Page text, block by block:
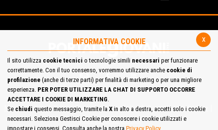
Mappa del Sito Privacy Policy Cookie Policy
Contatta la redazione
Cosa pensi del portale
x
INFORMATIVA COOKIE
Il sito utilizza cookie tecnici o tecnologie simili necessari per funzionare
correttamente. Con il tuo consenso, vorremmo utilizzare anche cookie di
profilazione (anche di terze parti) per finalità di marketing o per una migliore
esperienza. PER POTER UTILIZZARE LA CHAT DI SUPPORTO OCCORRE
ACCETTARE I COOKIE DI MARKETING.
Se chiudi questo messaggio, tramite la X in alto a destra, accetti solo i cookie
necessari. Seleziona Gestisci Cookie per conoscere i cookie utilizzati e
impostare i consensi. Consulta anche la nostra Privacy Policy.